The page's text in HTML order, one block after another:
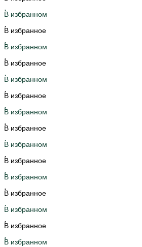
В избранном
В избранное
В избранном
В избранное
В избранном
В избранное
В избранном
В избранное
В избранном
В избранное
В избранном
В избранное
В избранном
В избранное
В избранном